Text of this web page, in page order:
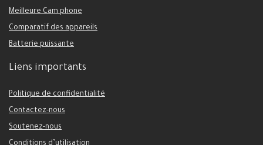
Meilleure Cam phone
Comparatif des appareils
Batterie puissante
Liens importants
Politique de confidentialité
Contactez-nous
Soutenez-nous